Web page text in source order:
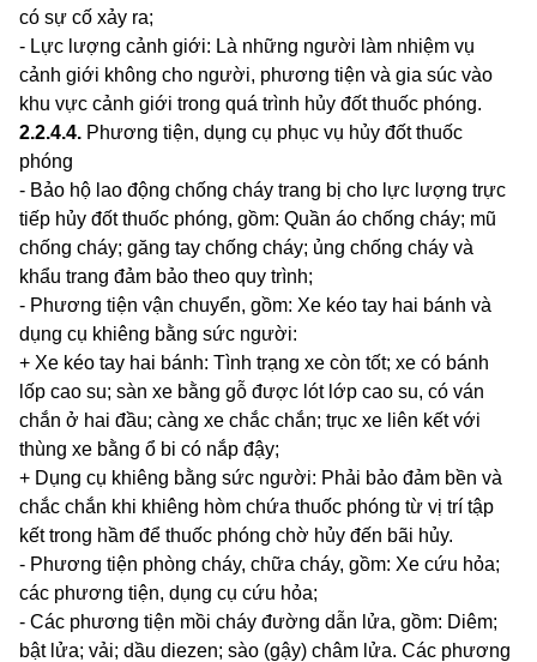
có sự cố xảy ra;
- Lực lượng cảnh giới: Là những người làm nhiệm vụ
cảnh giới không cho người, phương tiện và gia súc vào
khu vực cảnh giới trong quá trình hủy đốt thuốc phóng.
2.2.4.4. Phương tiện, dụng cụ phục vụ hủy đốt thuốc
phóng
- Bảo hộ lao động chống cháy trang bị cho lực lượng trực
tiếp hủy đốt thuốc phóng, gồm: Quần áo chống cháy; mũ
chống cháy; găng tay chống cháy; ủng chống cháy và
khẩu trang đảm bảo theo quy trình;
- Phương tiện vận chuyển, gồm: Xe kéo tay hai bánh và
dụng cụ khiêng bằng sức người:
+ Xe kéo tay hai bánh: Tình trạng xe còn tốt; xe có bánh
lốp cao su; sàn xe bằng gỗ được lót lớp cao su, có ván
chắn ở hai đầu; càng xe chắc chắn; trục xe liên kết với
thùng xe bằng ổ bi có nắp đậy;
+ Dụng cụ khiêng bằng sức người: Phải bảo đảm bền và
chắc chắn khi khiêng hòm chứa thuốc phóng từ vị trí tập
kết trong hầm để thuốc phóng chờ hủy đến bãi hủy.
- Phương tiện phòng cháy, chữa cháy, gồm: Xe cứu hỏa;
các phương tiện, dụng cụ cứu hỏa;
- Các phương tiện mồi cháy đường dẫn lửa, gồm: Diêm;
bật lửa; vải; dầu diezen; sào (gậy) châm lửa. Các phương